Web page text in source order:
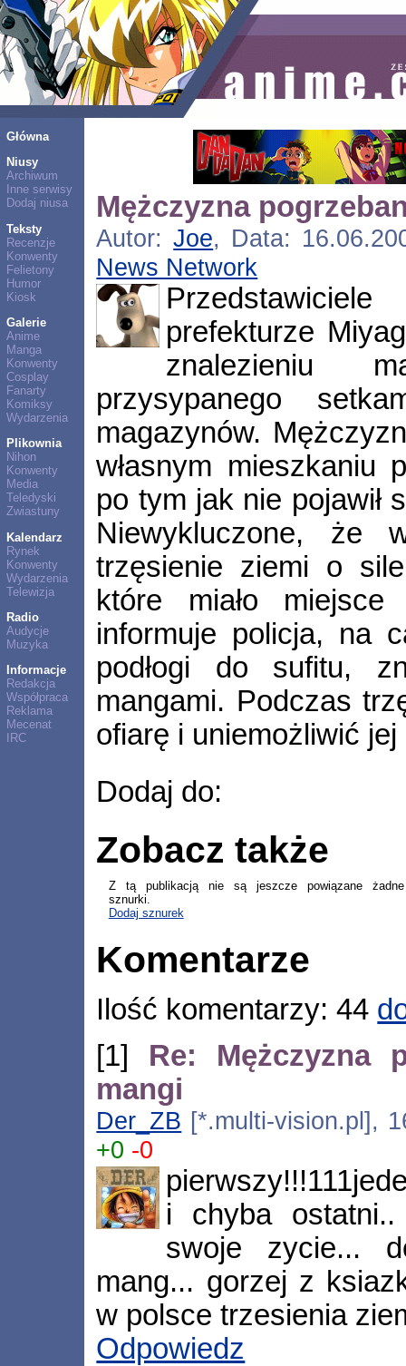
Główna
Niusy
Archiwum
Inne serwisy
Dodaj niusa
Teksty
Recenzje
Konwenty
Felietony
Humor
Kiosk
Galerie
Anime
Manga
Konwenty
Cosplay
Fanarty
Komiksy
Wydarzenia
Plikownia
Nihon
Konwenty
Media
Teledyski
Zwiastuny
Kalendarz
Rynek
Konwenty
Wydarzenia
Telewizja
Radio
Audycje
Muzyka
Informacje
Redakcja
Współpraca
Reklama
Mecenat
IRC
Mężczyzna
Autor:Joe, Data:
News Network
prefekturze
znalezieniu
przysypanego
magazynów.
własnym mieszkaniu
po tym jak nie pojawił
Niewykluczone, że
trzęsienie ziemi o
które miało
informuje policja, na
podłogi do sufitu,
mangami. Podczas
ofiarę i uniemożliwić
Dodaj do:
Zobacz także
Z tą publikacją nie są jeszcze powiązane żadne
sznurki.
Dodaj sznurek
Komentarze
Ilość komentarzy: 44
[1] Re: Mężczyzna
mangi
Der_ZB [*.multi-vision.pl],
+0 -0
i chyba
swoje zycie...
mang... gorzej z
w polsce trzesienia
Odpowiedz